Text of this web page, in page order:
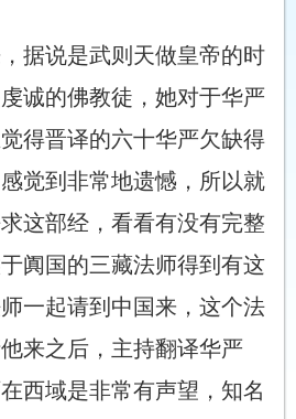
据说是武则天做皇帝的时
诚的佛教徒，她对于华严
得晋译的六十华严欠缺得
觉到非常地遗憾，所以就
这部经，看看有没有完整
阗国的三藏法师得到有这
一起请到中国来，这个法
来之后，主持翻译华严
西域是非常有声望，知名